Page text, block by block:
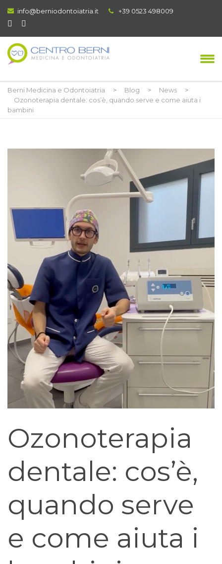
info@berniodontoiatria.it +39 0523 498009
Berni Medicina e Odontoiatria > Blog > News
>
Ozonoterapia dentale: cos’è, quando serve e come aiuta i
bambini
Ozonoterapia
dentale: cos’è,
quando serve
e come aiuta i